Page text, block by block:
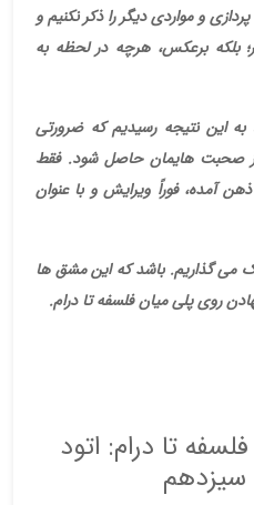
و مواردی دیگر را ذکر نکنیم و
بلکه برعکس، هرچه در لحظه به
نتیجه رسیدیم که ضرورتی
از صحبت هایمان حاصل شود. فقط
آمده، فوراً ویرایش و با عنوان
می گذاریم. باشد که این مشق ها
روی پلی میان فلسفه تا درام.
تا درام: اتود